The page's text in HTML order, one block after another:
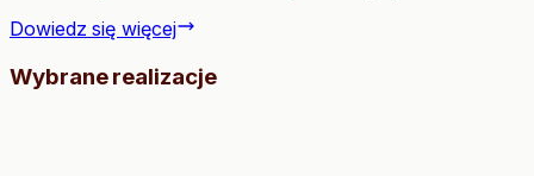
Dowiedz się więcej
Wybrane realizacje